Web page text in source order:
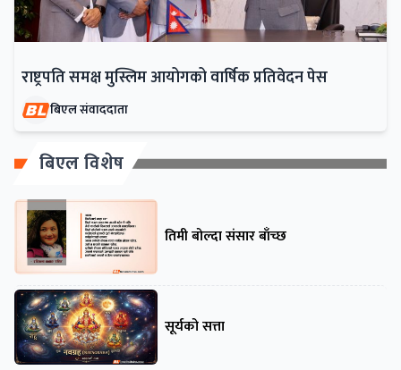
राष्ट्रपति समक्ष मुस्लिम आयोगको वार्षिक प्रतिवेदन पेस
बिएल संवाददाता
बिएल विशेष
तिमी बोल्दा संसार बाँच्छ
सूर्यको सत्ता